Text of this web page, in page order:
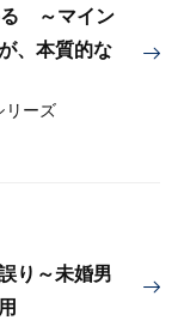
る ～マイン
、本質的な
リーズ
り～未婚男